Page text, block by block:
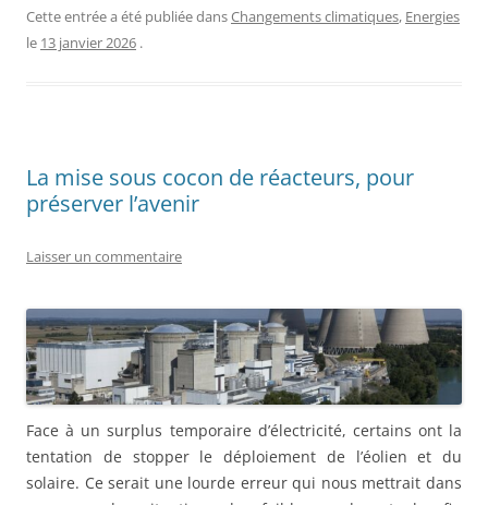
c
e
o
k
itt
er
ta
Cette entrée a été publiée dansChangements climatiques, Energies
le 13 janvier 2026 .
La mise sous cocon de réacteurs, pour
préserver l’avenir
Laisser un commentaire
Face à un surplus temporaire d’électricité, certains ont la
tentation de stopper le déploiement de l’éolien et du
solaire. Ce serait une lourde erreur qui nous mettrait dans